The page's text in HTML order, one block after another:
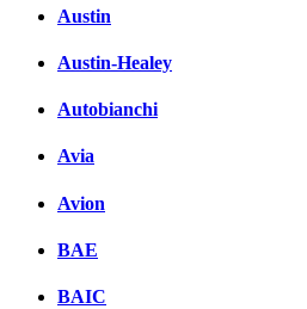
Austin
Austin-Healey
Autobianchi
Avia
Avion
BAE
BAIC